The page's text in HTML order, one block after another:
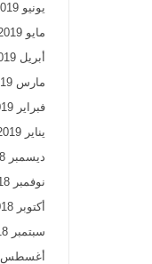
يونيو 2019
مايو 2019
أبريل 2019
مارس 2019
فبراير 2019
يناير 2019
ديسمبر 2018
نوفمبر 2018
أكتوبر 2018
سبتمبر 2018
أغسطس 2018